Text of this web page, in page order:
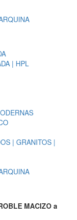
| HPL
| GRANITOS |
MACIZO a